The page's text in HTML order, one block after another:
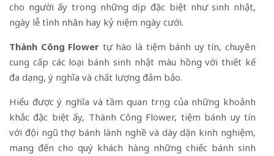
cho người ấy trong những dịp đặc biệt như sinh nhật,
ngày lễ tình nhân hay kỷ niệm ngày cưới.
Thành Công Flower tự hào là tiệm bánh uy tín, chuyên
cung cấp các loại bánh sinh nhật màu hồng với thiết kế
đa dạng, ý nghĩa và chất lượng đảm bảo.
Hiểu được ý nghĩa và tầm quan trọng của những khoảnh
khắc đặc biệt ấy, Thành Công Flower, tiệm bánh uy tín
với đội ngũ thợ bánh lành nghề và dày dặn kinh nghiệm,
mang đến cho quý khách hàng những chiếc bánh sinh